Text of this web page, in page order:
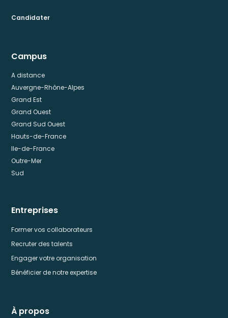
Candidater
Campus
A distance
Auvergne-Rhône-Alpes
Grand Est
Grand Ouest
Grand Sud Ouest
Hauts-de-France
Ile-de-France
Outre-Mer
Sud
Entreprises
Former vos collaborateurs
Recruter des talents
Engager votre organisation
Bénéficier de notre expertise
À propos